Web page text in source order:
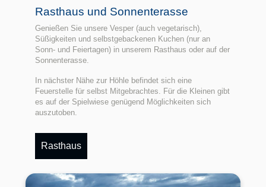
Rasthaus und Sonnenterasse
Genießen Sie unsere Vesper (auch vegetarisch),
Süßigkeiten und selbstgebackenen Kuchen (nur an
Sonn- und Feiertagen) in unserem Rasthaus oder auf der
Sonnenterasse.
In nächster Nähe zur Höhle befindet sich eine
Feuerstelle für selbst Mitgebrachtes. Für die Kleinen gibt
es auf der Spielwiese genügend Möglichkeiten sich
auszutoben.
Rasthaus